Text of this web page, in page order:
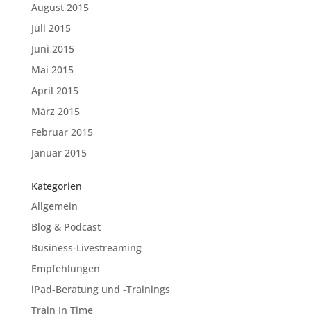
August 2015
Juli 2015
Juni 2015
Mai 2015
April 2015
März 2015
Februar 2015
Januar 2015
Kategorien
Allgemein
Blog & Podcast
Business-Livestreaming
Empfehlungen
iPad-Beratung und -Trainings
Train In Time